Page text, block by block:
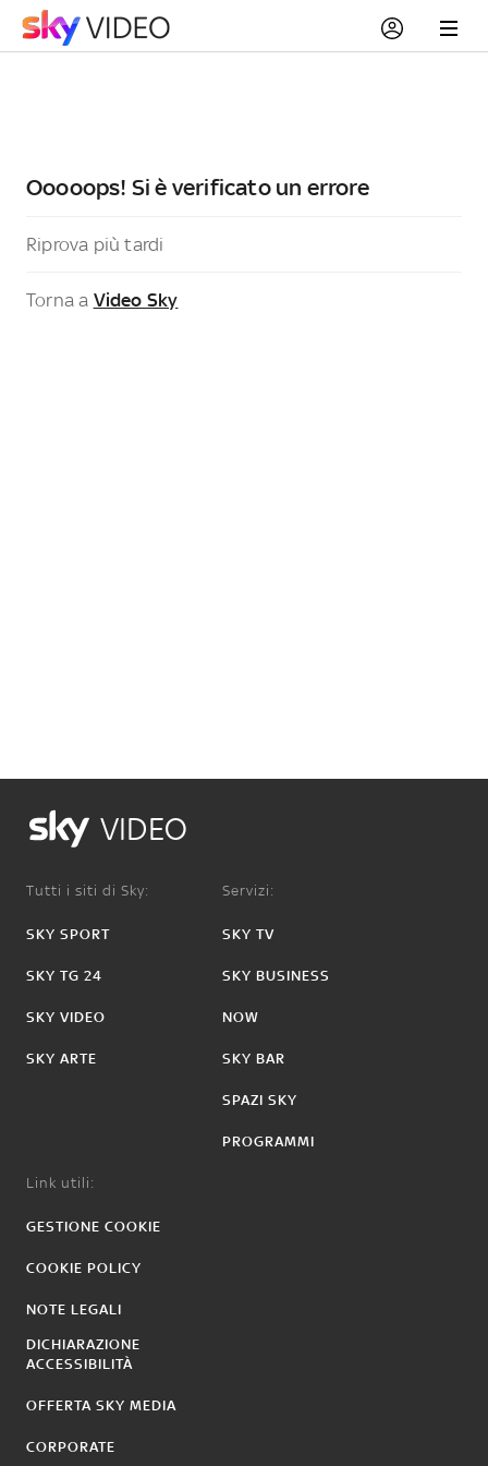
Ooooops! Si è verificato un errore
Riprova più tardi
Torna a Video Sky
VIDEO
Tutti i siti di Sky:
SKY SPORT
SKY TG 24
SKY VIDEO
SKY ARTE
Servizi:
SKY TV
SKY BUSINESS
NOW
SKY BAR
SPAZI SKY
PROGRAMMI
Link utili:
GESTIONE COOKIE
COOKIE POLICY
NOTE LEGALI
DICHIARAZIONE
ACCESSIBILITÀ
OFFERTA SKY MEDIA
CORPORATE